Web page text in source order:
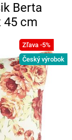
Berta
45 cm
Zľava -5%
Český výrobok